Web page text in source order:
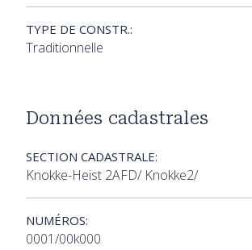
TYPE DE CONSTR.:
Traditionnelle
Données cadastrales
SECTION CADASTRALE:
Knokke-Heist 2AFD/ Knokke2/
NUMÉROS:
0001/00k000